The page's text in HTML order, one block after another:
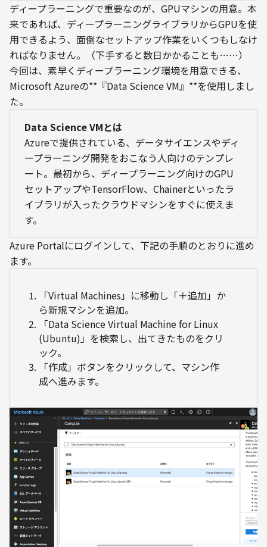
ディープラーニングで重要なのが、GPUマシンの用意。本
来であれば、ディープラーニングライブラリからGPUを使
用できるよう、面倒なセットアップ作業をいくつもしなけ
ればなりません。（下手すると数日かかることも……）
今回は、素早くディープラーニング環境を用意できる、
Microsoft Azureの**『Data Science VM』**を使用しまし
た。
Data Science VMとは
Azureで提供されている、データサイエンスやディ
ープラーニング開発をおこなう人向けのテンプレ
ート。最初から、ディープラーニング向けのGPU
セットアップやTensorFlow、Chainerといったラ
イブラリが入ったクラウドマシンをすぐに使えま
す。
Azure Portalにログインして、下記の手順のとおりに進め
ます。
「Virtual Machines」に移動し「＋追加」か
ら新規マシンを追加。
「Data Science Virtual Machine for Linux
(Ubuntu)」を検索し、出てきたものをクリ
ック。
「作成」ボタンをクリックして、マシン作
成へ進みます。